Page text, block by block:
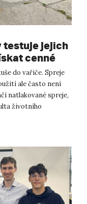
testuje jejich
cenné
do vařiče. Spreje
ale často není
natlakované spreje,
životního